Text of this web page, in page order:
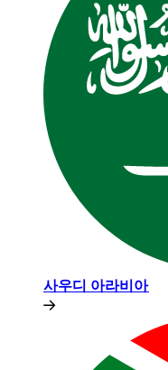
사우디 아라비아​​